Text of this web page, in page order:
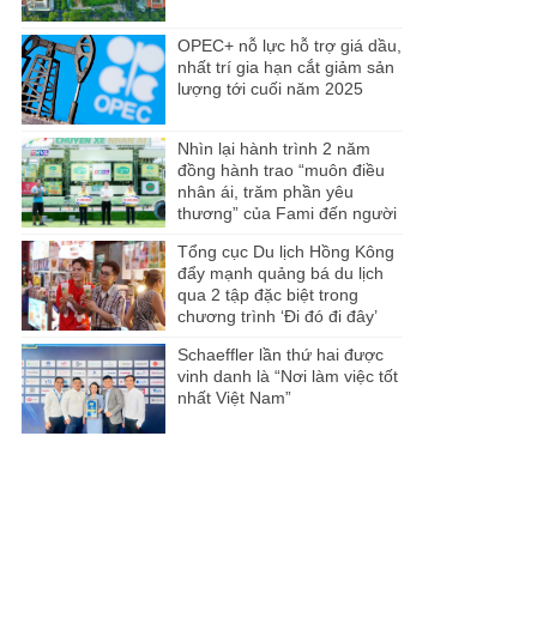
OPEC+ nỗ lực hỗ trợ giá dầu,
nhất trí gia hạn cắt giảm sản
lượng tới cuối năm 2025
Nhìn lại hành trình 2 năm
đồng hành trao “muôn điều
nhân ái, trăm phần yêu
thương” của Fami đến người
Tổng cục Du lịch Hồng Kông
đẩy mạnh quảng bá du lịch
qua 2 tập đặc biệt trong
chương trình ‘Đi đó đi đây’
Schaeffler lần thứ hai được
vinh danh là “Nơi làm việc tốt
nhất Việt Nam”